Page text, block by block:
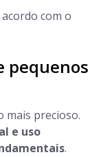
com o
pequenos
mais precioso.
e uso
.